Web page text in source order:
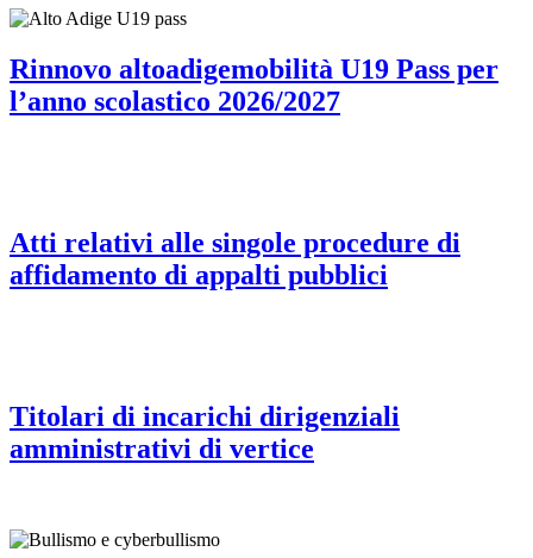
Rinnovo altoadigemobilità U19 Pass per
l’anno scolastico 2026/2027
Atti relativi alle singole procedure di
affidamento di appalti pubblici
Titolari di incarichi dirigenziali
amministrativi di vertice